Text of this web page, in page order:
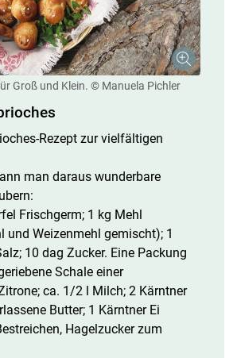
Groß und Klein. © Manuela Pichler
Rezept zur vielfältigen
man daraus wunderbare
Frischgerm; 1 kg Mehl
und Weizenmehl gemischt); 1
10 dag Zucker. Eine Packung
Schale einer
ca. 1/​2 l Milch; 2 Kärntner
Butter; 1 Kärntner Ei
Hagelzucker zum